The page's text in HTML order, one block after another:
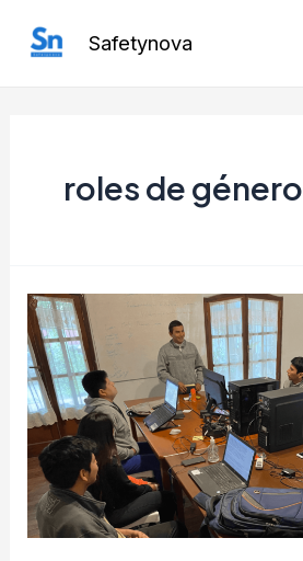
Safetynova
roles de género